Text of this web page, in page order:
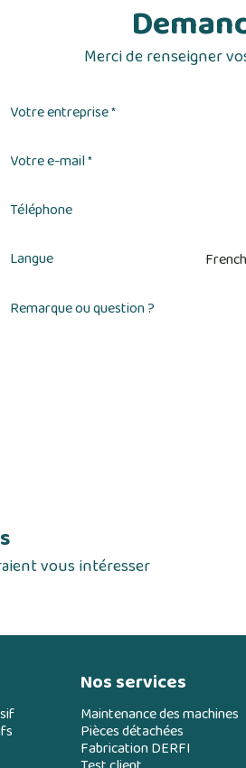
Merci de renseigner
Votre entreprise*
Votre e-mail*
Téléphone
Langue
Remarque ou question ?
vous intéresser
Nos services
Maintenance des machines
Pièces détachées
Fabrication DERFI